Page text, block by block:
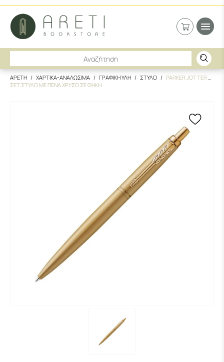
ΑΡΕΤΗ ΧΑΡΤΙΚΑ-ΑΝΑΛΩΣΙΜΑ ΓΡΑΦΙΚΗ ΥΛΗ ΣΤΥΛΟ
PARKER JOTTER XL
ΣΕΤ ΣΤΥΛΟ ΜΕ ΠΕΝΑ ΧΡΥΣΟ ΣΕ ΘΗΚΗ